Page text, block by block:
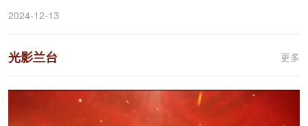
2024-12-13
光影兰台 更多